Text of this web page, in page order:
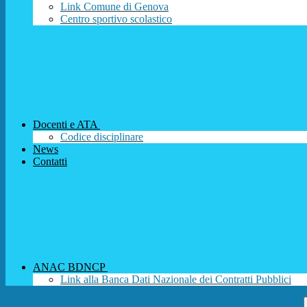
Link Comune di Genova
Centro sportivo scolastico
Docenti e ATA
Codice disciplinare
News
Contatti
ANAC BDNCP
Link alla Banca Dati Nazionale dei Contratti Pubblici